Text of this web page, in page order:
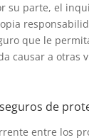
su parte, el
que le
causar a otras
de
entre los